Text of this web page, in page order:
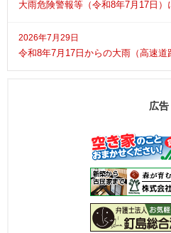
大雨危険警報等（令和8年7月17日）
2026年7月29日
令和8年7月17日からの大雨（高速道
広告